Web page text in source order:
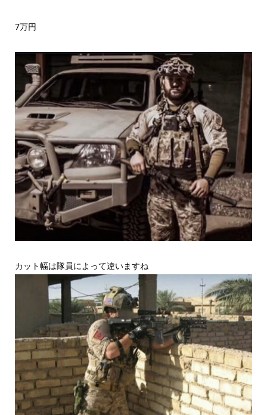
7万円
カット幅は隊員によって違いますね